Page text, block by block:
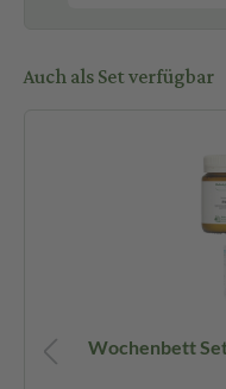
Auch als Set verfügbar
Wochenbett